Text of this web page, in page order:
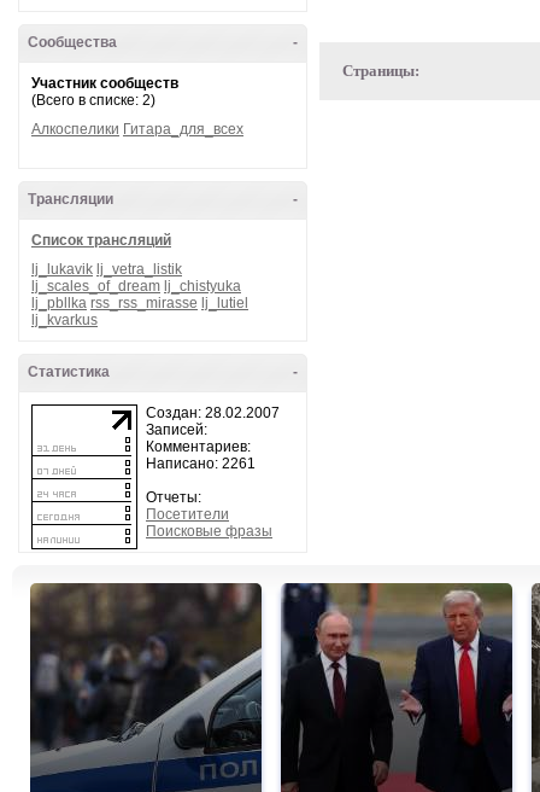
-
Сообщества
Участник сообществ
(Всего в списке: 2)
Алкоспелики Гитара_для_всех
-
Трансляции
Список трансляций
lj_lukavik lj_vetra_listik
lj_scales_of_dream lj_chistyuka
lj_pbllka rss_rss_mirasse lj_lutiel
lj_kvarkus
-
Статистика
Создан: 28.02.2007
Записей:
Комментариев:
Написано: 2261
Отчеты:
Посетители
Поисковые фразы
Страницы: